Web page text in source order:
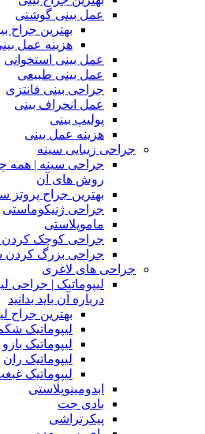
عمل بینی گوشتی
بهترین جراح
هزینه عمل
عمل بینی استخوانی
عمل بینی طبیعی
جراحی بینی فانتزی
عمل انحراف بینی
پولیپ بینی
هزینه عمل بینی
جراحی زیبایی سینه
جراحی سینه | همه
روش های آن
بهترین جراح پروتز
جراحی ژنیکوماستی
ماموپلاستی
جراحی کوچک کردن
جراحی بزرگ کردن
جراحی های لاغری
لیپوماتیک | جراحی
درباره آن باید بدانید
بهترین جراح
لیپوماتیک
لیپوماتیک بازو
لیپوماتیک ران
لیپوماتیک
ابدومینوپلاستی
بادی‌ جت
پیکرتراشی